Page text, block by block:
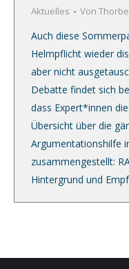
Aktuelles
Von
Auch diese
Helmpflicht wieder
aber nicht
Debatte findet sich
dass Expert*innen
Übersicht über die
Argumentationshilfe
zusammengestellt:
Hintergrund und